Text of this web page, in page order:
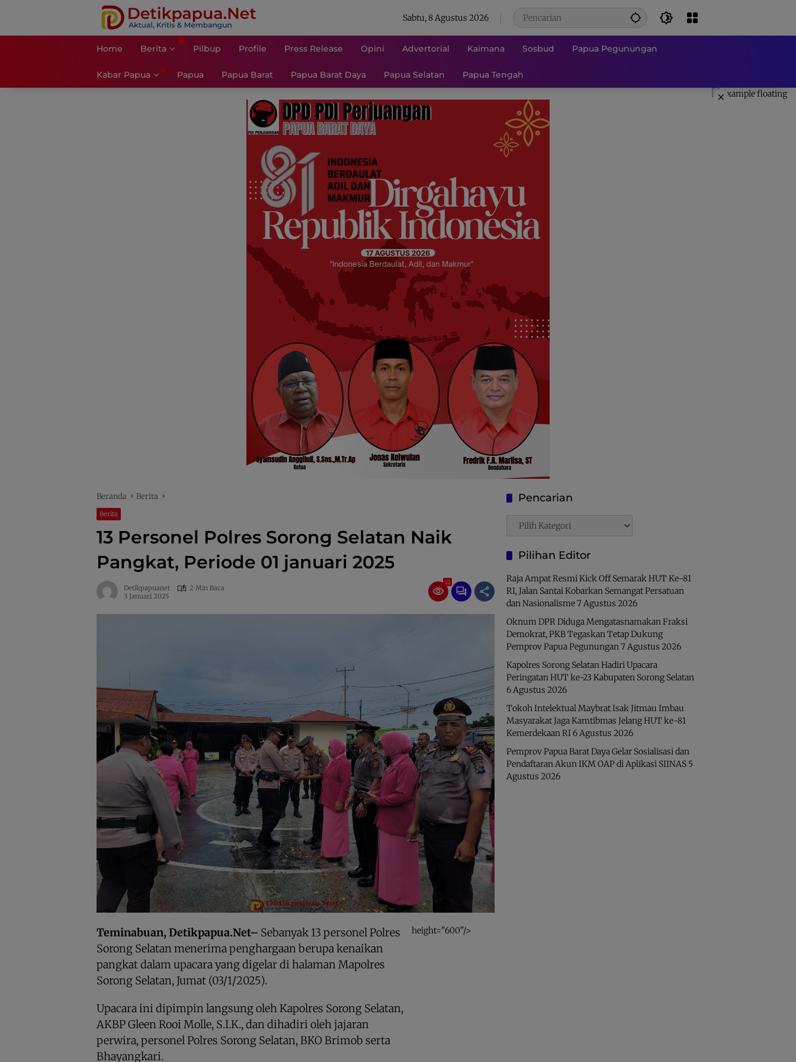
Sabtu, 8 Agustus 2026
Home Berita Pilbup Profile Press Release Opini Advertorial Kaimana Sosbud Papua Pegunungan
Kabar Papua Papua Papua Barat Papua Barat Daya Papua Selatan Papua Tengah
×
Beranda Berita
Berita
13 Personel Polres Sorong Selatan Naik
Pangkat, Periode 01 januari 2025
Detikpapuanet
2 Min Baca
3 Januari 2025
12
Teminabuan, Detikpapua.Net– Sebanyak 13 personel Polres
Sorong Selatan menerima penghargaan berupa kenaikan
pangkat dalam upacara yang digelar di halaman Mapolres
Sorong Selatan, Jumat (03/1/2025).
Upacara ini dipimpin langsung oleh Kapolres Sorong Selatan,
AKBP Gleen Rooi Molle, S.I.K., dan dihadiri oleh jajaran
perwira, personel Polres Sorong Selatan, BKO Brimob serta
Bhayangkari.
height="600"/>
Pencarian
Pencarian
Pilihan Editor
Raja Ampat Resmi Kick Off Semarak HUT Ke-81
RI, Jalan Santai Kobarkan Semangat Persatuan
dan Nasionalisme7 Agustus 2026
Oknum DPR Diduga Mengatasnamakan Fraksi
Demokrat, PKB Tegaskan Tetap Dukung
Pemprov Papua Pegunungan7 Agustus 2026
Kapolres Sorong Selatan Hadiri Upacara
Peringatan HUT ke-23 Kabupaten Sorong Selatan
6 Agustus 2026
Tokoh Intelektual Maybrat Isak Jitmau Imbau
Masyarakat Jaga Kamtibmas Jelang HUT ke-81
Kemerdekaan RI6 Agustus 2026
Pemprov Papua Barat Daya Gelar Sosialisasi dan
Pendaftaran Akun IKM OAP di Aplikasi SIINAS 5
Agustus 2026